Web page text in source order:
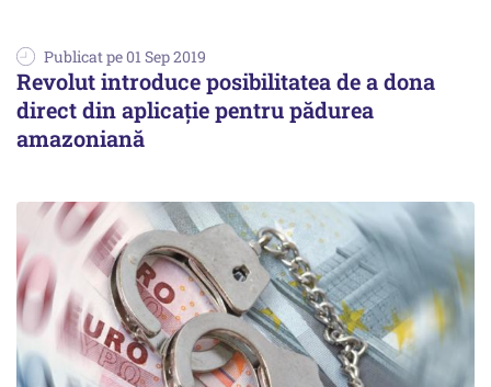
Publicat pe 01 Sep 2019
Revolut introduce posibilitatea de a dona
direct din aplicaţie pentru pădurea
amazoniană